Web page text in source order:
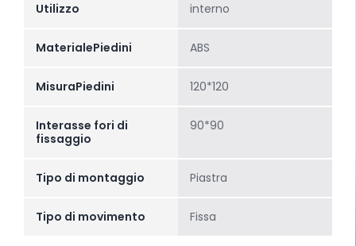
Utilizzo interno
MaterialePiedini ABS
MisuraPiedini 120*120
Interasse fori di
fissaggio
90*90
Tipo di montaggio Piastra
Tipo di movimento Fissa